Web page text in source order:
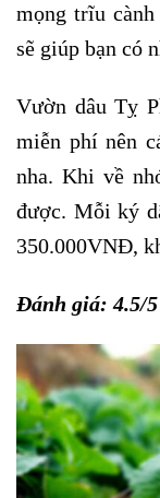
mọng trĩu
sẽ giúp bạn có
Vườn dâu Tỵ
miễn phí nên
nha. Khi về
được. Mỗi ký
350.000VNĐ,
Đánh giá: 4.5/5